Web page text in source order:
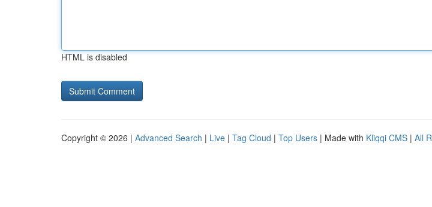
HTML is disabled
Copyright © 2026 | Advanced Search | Live | Tag Cloud | Top Users | Made with Kliqqi CMS | All